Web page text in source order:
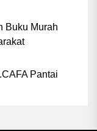
Buku Murah
Pantai